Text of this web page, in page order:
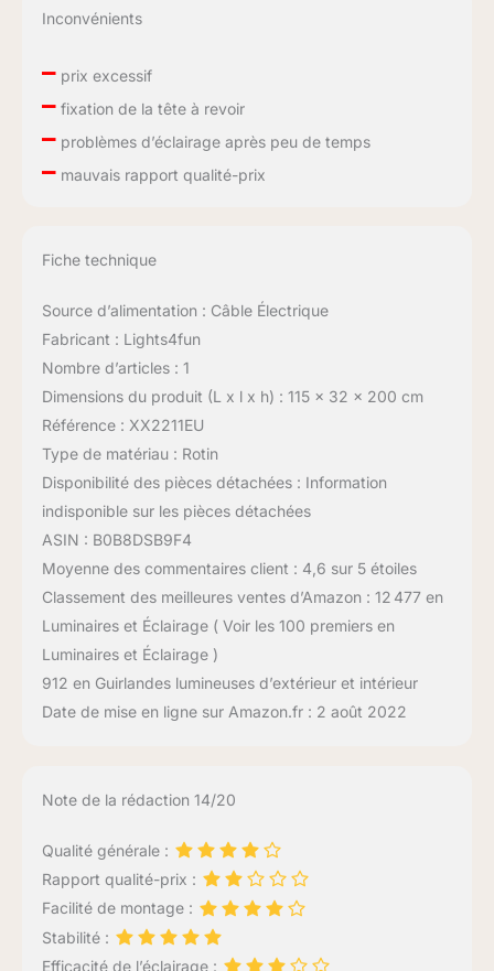
Inconvénients
–prix excessif
–fixation de la tête à revoir
–problèmes d’éclairage après peu de temps
–mauvais rapport qualité-prix
Fiche technique
Source d’alimentation : Câble Électrique
Fabricant : Lights4fun
Nombre d’articles : 1
Dimensions du produit (L x l x h) : 115 x 32 x 200 cm
Référence : XX2211EU
Type de matériau : Rotin
Disponibilité des pièces détachées : Information
indisponible sur les pièces détachées
ASIN : B0B8DSB9F4
Moyenne des commentaires client : 4,6 sur 5 étoiles
Classement des meilleures ventes d’Amazon : 12 477 en
Luminaires et Éclairage ( Voir les 100 premiers en
Luminaires et Éclairage )
912 en Guirlandes lumineuses d’extérieur et intérieur
Date de mise en ligne sur Amazon.fr : 2 août 2022
Note de la rédaction 14/20
Qualité générale :
Rapport qualité-prix :
Facilité de montage :
Stabilité :
Efficacité de l’éclairage :